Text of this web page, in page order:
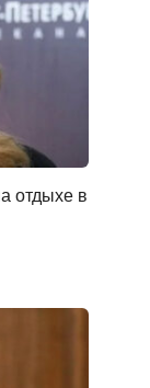
отдыхе в